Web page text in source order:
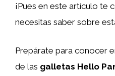
¡Pues en este artículo
necesitas saber sobre
Prepárate para conocer
de las galletas Hello